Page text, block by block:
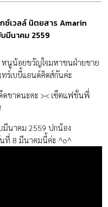
ซ์เวลล์ นิตยสาร Amarin
มีนาคม 2559
หนูน้อยขวัญใจมหาชนฝ่ายชาย
ร์เบบี้แอนด์คิดส์กันค่ะ
ขาดนะคะ >< เซ็ตแฟชั่นพี่
มีนาคม 2559 ปกน้อง
นที่ 8 มีนาคมนี้ค่ะ ^o^